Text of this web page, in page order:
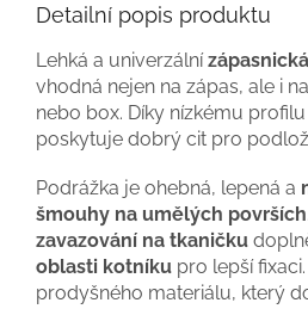
Detailní popis produktu
Lehká a univerzální
vhodná nejen na zápas, ale i
nebo box. Díky nízkému
poskytuje dobrý cit pro
Podrážka je ohebná, lepená a
šmouhy na umělých površích
zavazování na tkaničku
oblasti kotníku pro lepší
prodyšného materiálu, který